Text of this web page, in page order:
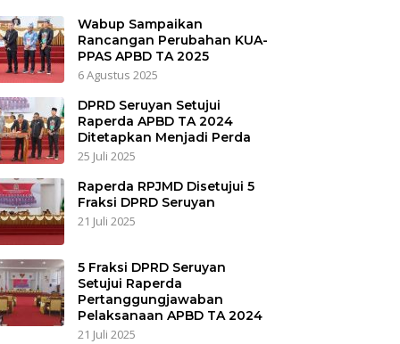
Wabup Sampaikan
Rancangan Perubahan KUA-
PPAS APBD TA 2025
6 Agustus 2025
DPRD Seruyan Setujui
Raperda APBD TA 2024
Ditetapkan Menjadi Perda
25 Juli 2025
Raperda RPJMD Disetujui 5
Fraksi DPRD Seruyan
21 Juli 2025
5 Fraksi DPRD Seruyan
Setujui Raperda
Pertanggungjawaban
Pelaksanaan APBD TA 2024
21 Juli 2025